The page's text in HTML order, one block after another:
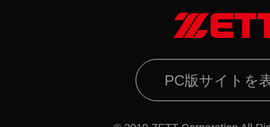
PC版サイトを